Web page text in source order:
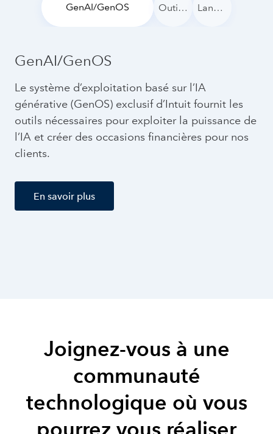
GenAI/GenOS
Le système d’exploitation basé sur l’IA
générative (GenOS) exclusif d’Intuit fournit les
outils nécessaires pour exploiter la puissance de
l’IA et créer des occasions financières pour nos
clients.
En savoir plus
GenAI/GenOS Outils et infrastructures de développement Langues et bibliothèques
Joignez-vous à une
communauté
technologique où vous